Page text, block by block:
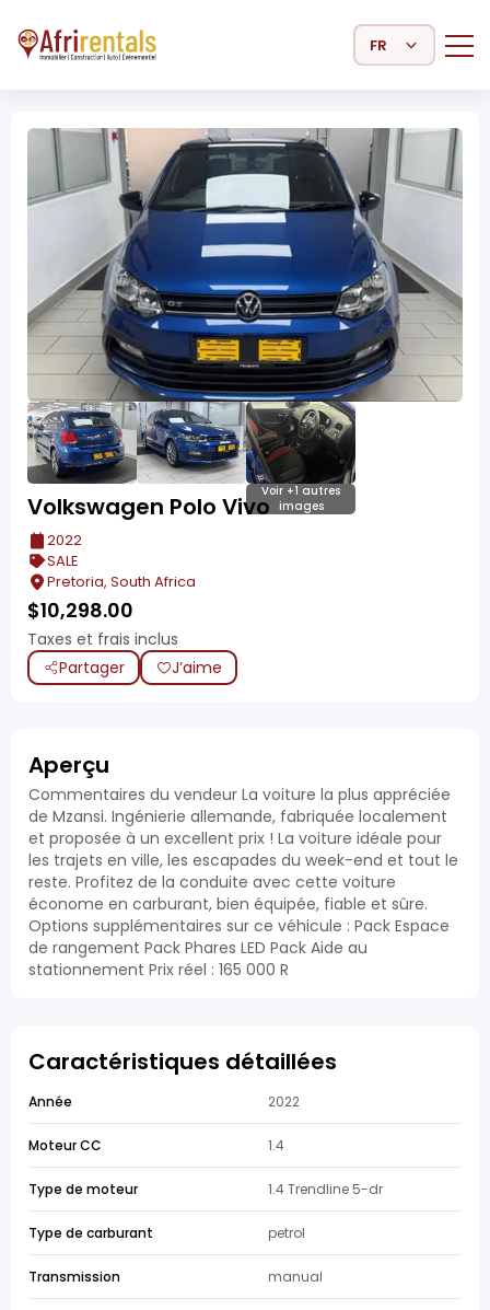
Select Language
Voir +1 autres
images
Volkswagen Polo Vivo
2022
SALE
Pretoria, South Africa
$10,298.00
Taxes et frais inclus
Partager
J’aime
Aperçu
Commentaires du vendeur La voiture la plus appréciée
de Mzansi. Ingénierie allemande, fabriquée localement
et proposée à un excellent prix ! La voiture idéale pour
les trajets en ville, les escapades du week-end et tout le
reste. Profitez de la conduite avec cette voiture
économe en carburant, bien équipée, fiable et sûre.
Options supplémentaires sur ce véhicule : Pack Espace
de rangement Pack Phares LED Pack Aide au
stationnement Prix réel : 165 000 R
Caractéristiques détaillées
Année 2022
Moteur CC 1.4
Type de moteur 1.4 Trendline 5-dr
Type de carburant petrol
Transmission manual